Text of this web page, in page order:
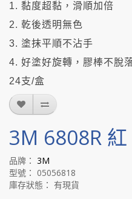
1. 黏度超黏，滑順加倍
2. 乾後透明無色
3. 塗抹平順不沾手
4. 好塗好旋轉，膠棒不脫
24支/盒
3M 6808R
品牌： 3M
型號： 05056818
庫存狀態： 有現貨